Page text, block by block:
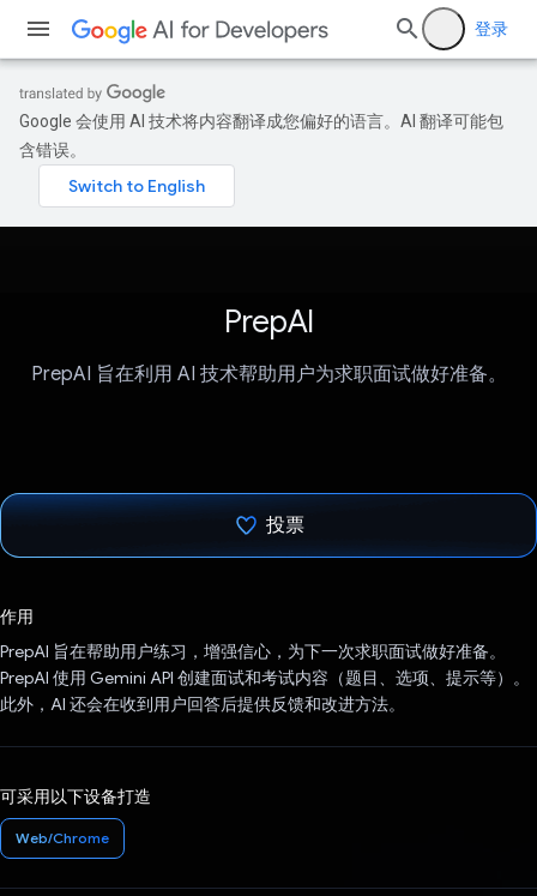
登录
Google 会使用 AI 技术将内容翻译成您偏好的语言。AI 翻译可能包
含错误。
PrepAI
PrepAI 旨在利用 AI 技术帮助用户为求职面试做好准备。
投票
作用
PrepAI 旨在帮助用户练习，增强信心，为下一次求职面试做好准备。
PrepAI 使用 Gemini API 创建面试和考试内容（题目、选项、提示等）。
此外，AI 还会在收到用户回答后提供反馈和改进方法。
可采用以下设备打造
Web/Chrome